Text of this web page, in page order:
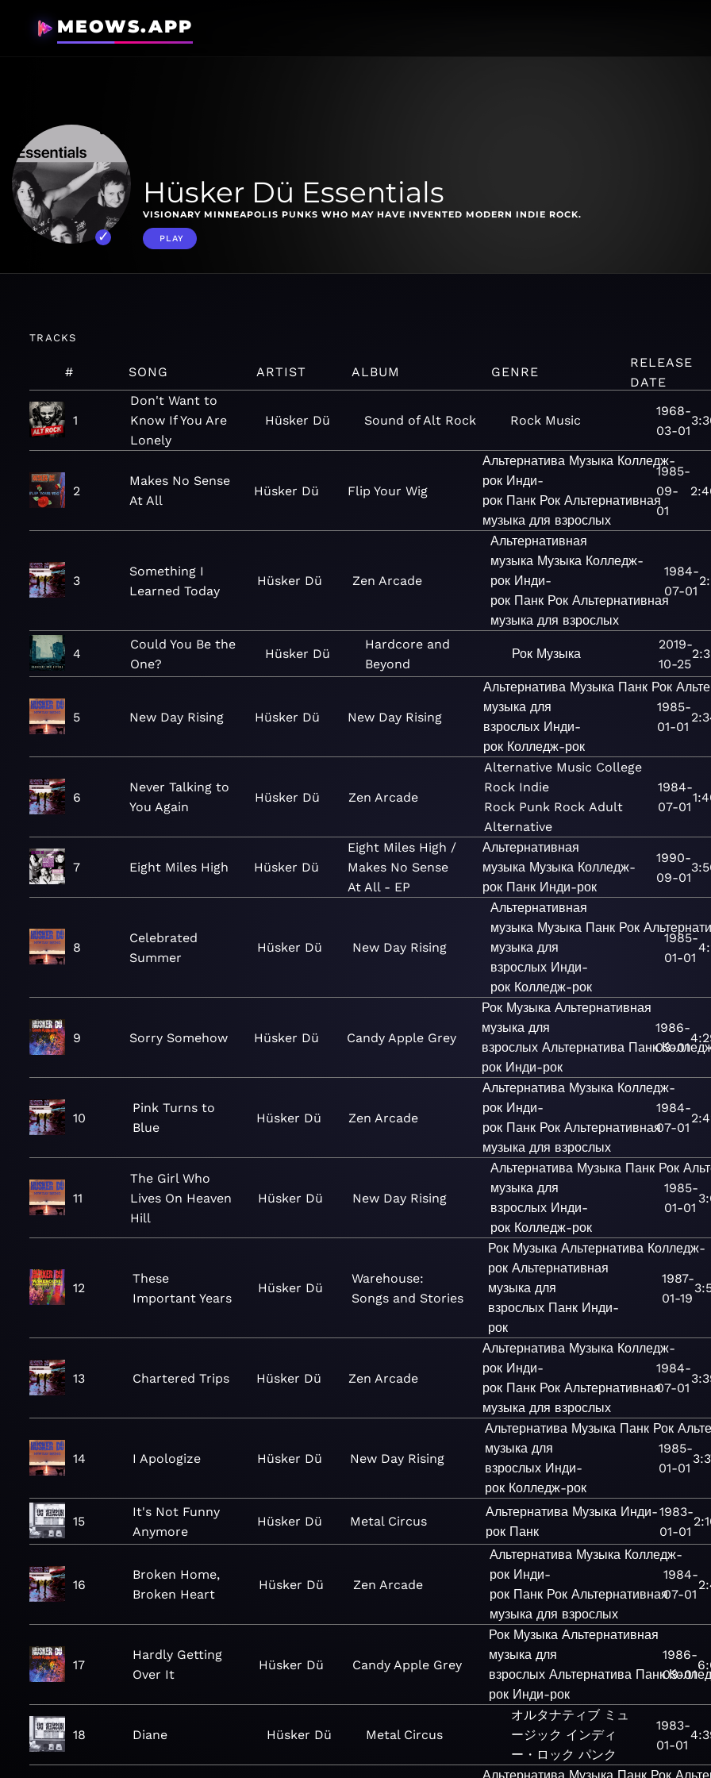
MEOWS.APP
Hüsker Dü Essentials
VISIONARY MINNEAPOLIS PUNKS WHO MAY HAVE INVENTED MODERN INDIE ROCK.
PLAY
TRACKS
# SONG ARTIST ALBUM GENRE
RELEASE
DATE
1
Don't Want to
Know If You Are
Lonely
Hüsker Dü Sound of Alt Rock Rock Music
1968-
03-01
2
Makes No Sense
At All
Hüsker Dü Flip Your Wig
Альтернатива Музыка Колледж-
рок Инди-
рок Панк Рок Альтернативная
музыка для взрослых
1985-
09-
01
3
Something I
Learned Today
Hüsker Dü Zen Arcade
Альтернативная
музыка Музыка Колледж-
рок Инди-
рок Панк Рок Альтернативная
музыка для взрослых
1984-
07-01
4
Could You Be the
One?
Hüsker Dü
Hardcore and
Beyond
Рок Музыка
2019-
10-25
5 New Day Rising Hüsker Dü New Day Rising
Альтернатива Музыка Панк Рок
музыка для
взрослых Инди-
рок Колледж-рок
1985-
01-01
6
Never Talking to
You Again
Hüsker Dü Zen Arcade
Alternative Music College
Rock Indie
Rock Punk Rock Adult
Alternative
1984-
07-01
7 Eight Miles High Hüsker Dü
Eight Miles High /
Makes No Sense
At All - EP
Альтернативная
музыка Музыка Колледж-
рок Панк Инди-рок
1990-
09-01
8
Celebrated
Summer
Hüsker Dü New Day Rising
Альтернативная
музыка Музыка Панк Рок
музыка для
взрослых Инди-
рок Колледж-рок
1985-
01-01
9 Sorry Somehow Hüsker Dü Candy Apple Grey
Рок Музыка Альтернативная
музыка для
взрослых Альтернатива Панк
рок Инди-рок
1986-
03-01
10
Pink Turns to
Blue
Hüsker Dü Zen Arcade
Альтернатива Музыка Колледж-
рок Инди-
рок Панк Рок Альтернативная
музыка для взрослых
1984-
07-01
11
The Girl Who
Lives On Heaven
Hill
Hüsker Dü New Day Rising
Альтернатива Музыка Панк Рок
музыка для
взрослых Инди-
рок Колледж-рок
1985-
01-01
12
These
Important Years
Hüsker Dü
Warehouse:
Songs and Stories
Рок Музыка Альтернатива Колледж-
рок Альтернативная
музыка для
взрослых Панк Инди-
рок
1987-
01-19
13 Chartered Trips Hüsker Dü Zen Arcade
Альтернатива Музыка Колледж-
рок Инди-
рок Панк Рок Альтернативная
музыка для взрослых
1984-
07-01
14 I Apologize Hüsker Dü New Day Rising
Альтернатива Музыка Панк Рок
музыка для
взрослых Инди-
рок Колледж-рок
1985-
01-01
15
It's Not Funny
Anymore
Hüsker Dü Metal Circus
Альтернатива Музыка Инди-
рок Панк
1983-
01-01
16
Broken Home,
Broken Heart
Hüsker Dü Zen Arcade
Альтернатива Музыка Колледж-
рок Инди-
рок Панк Рок Альтернативная
музыка для взрослых
1984-
07-01
17
Hardly Getting
Over It
Hüsker Dü Candy Apple Grey
Рок Музыка Альтернативная
музыка для
взрослых Альтернатива Панк
рок Инди-рок
1986-
03-01
18 Diane Hüsker Dü Metal Circus
オルタナティブ ミュ
ージック インディ
ー・ロック パンク
1983-
01-01